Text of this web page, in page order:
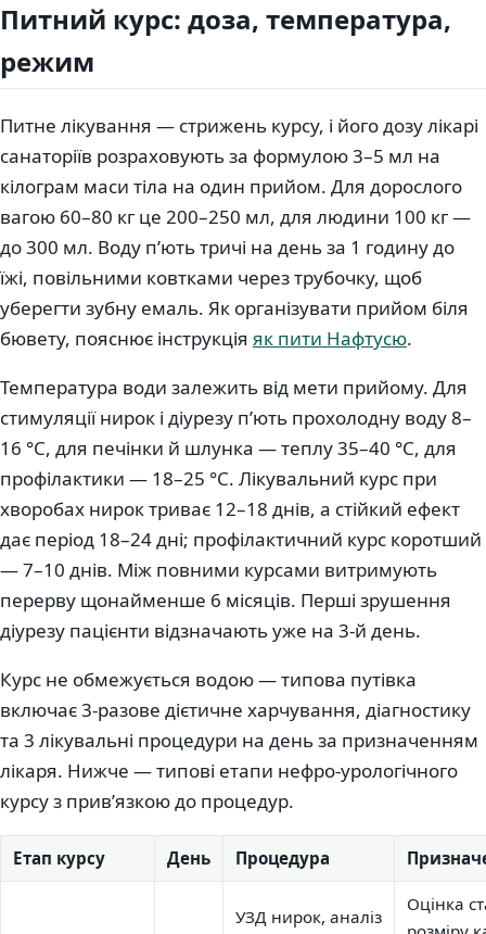
Питний курс: доза, температура,
режим
Питне лікування — стрижень курсу, і його дозу лікарі
санаторіїв розраховують за формулою 3–5 мл на
кілограм маси тіла на один прийом. Для дорослого
вагою 60–80 кг це 200–250 мл, для людини 100 кг —
до 300 мл. Воду п’ють тричі на день за 1 годину до
їжі, повільними ковтками через трубочку, щоб
уберегти зубну емаль. Як організувати прийом біля
бювету, пояснює інструкція як пити Нафтусю.
Температура води залежить від мети прийому. Для
стимуляції нирок і діурезу п’ють прохолодну воду 8–
16 °C, для печінки й шлунка — теплу 35–40 °C, для
профілактики — 18–25 °C. Лікувальний курс при
хворобах нирок триває 12–18 днів, а стійкий ефект
дає період 18–24 дні; профілактичний курс коротший
— 7–10 днів. Між повними курсами витримують
перерву щонайменше 6 місяців. Перші зрушення
діурезу пацієнти відзначають уже на 3-й день.
Курс не обмежується водою — типова путівка
включає 3-разове дієтичне харчування, діагностику
та 3 лікувальні процедури на день за призначенням
лікаря. Нижче — типові етапи нефро-урологічного
курсу з прив’язкою до процедур.
Етап курсу День Процедура
УЗД нирок, аналіз
Оцінка